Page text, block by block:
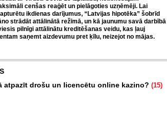
cenšas reaģēt un pielāgoties uzņēmēji. Lai
ikdienas darījumus, “Latvijas hipotēka” šobrīd
strādāt attālinātā režīmā, un kā jaunumu savā darbībā
pilnīgi attālinātu kreditēšanas veidu, kas ļauj
saņemt aizdevumu pret ķīlu, neizejot no mājas.
atpazīt drošu un licencētu online kazino? (15)